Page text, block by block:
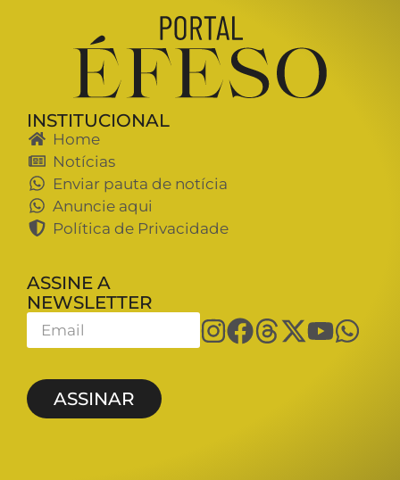
INSTITUCIONAL
Home
Notícias
Enviar pauta de notícia
Anuncie aqui
Política de Privacidade
ASSINE A
NEWSLETTER
ASSINAR